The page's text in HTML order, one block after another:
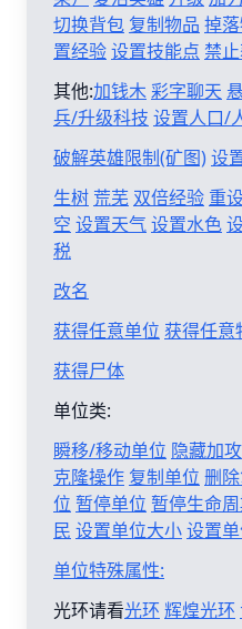
切换背包 复制物品 掉
置经验设置技能点 禁
其他:加钱木彩字聊天
兵/升级科技 设置人口/
破解英雄限制(矿图)设
生树 荒芜 双倍经验 重
空 设置天气设置水色
税
改名
获得任意单位 获得任意
获得尸体
单位类:
瞬移/移动单位 隐藏加攻
克隆操作 复制单位 删
位 暂停单位 暂停生命
民 设置单位大小设置
单位特殊属性:
光环请看光环 辉煌光环